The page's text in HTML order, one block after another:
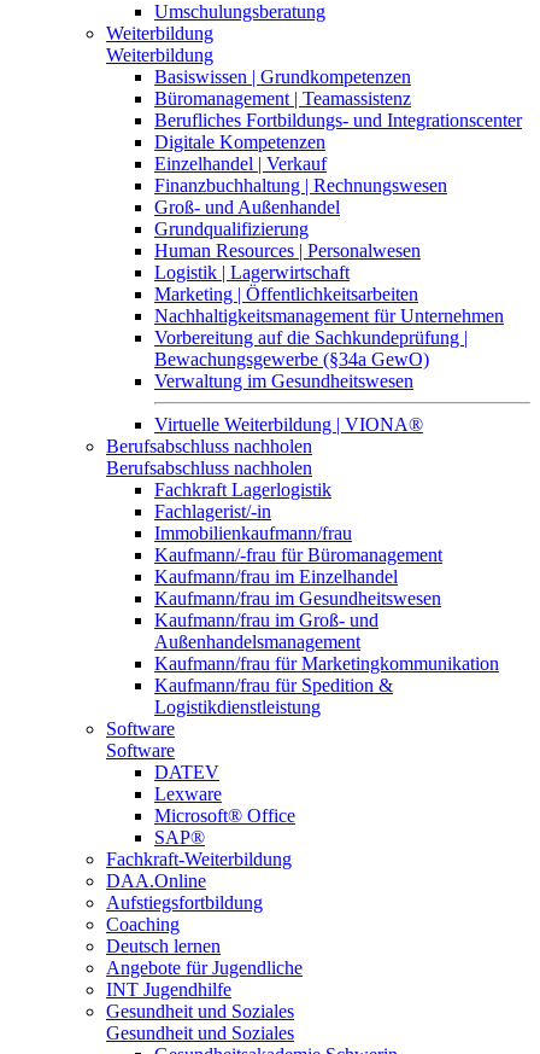
Umschulungsberatung
Weiterbildung
Weiterbildung
Basiswissen | Grundkompetenzen
Büromanagement | Teamassistenz
Berufliches Fortbildungs- und Integrationscenter
Digitale Kompetenzen
Einzelhandel | Verkauf
Finanzbuchhaltung | Rechnungswesen
Groß- und Außenhandel
Grundqualifizierung
Human Resources | Personalwesen
Logistik | Lagerwirtschaft
Marketing | Öffentlichkeitsarbeiten
Nachhaltigkeitsmanagement für Unternehmen
Vorbereitung auf die Sachkundeprüfung |
Bewachungsgewerbe (§34a GewO)
Verwaltung im Gesundheitswesen
Virtuelle Weiterbildung | VIONA®
Berufsabschluss nachholen
Berufsabschluss nachholen
Fachkraft Lagerlogistik
Fachlagerist/-in
Immobilienkaufmann/frau
Kaufmann/-frau für Büromanagement
Kaufmann/frau im Einzelhandel
Kaufmann/frau im Gesundheitswesen
Kaufmann/frau im Groß- und
Außenhandelsmanagement
Kaufmann/frau für Marketingkommunikation
Kaufmann/frau für Spedition &
Logistikdienstleistung
Software
Software
DATEV
Lexware
Microsoft® Office
SAP®
Fachkraft-Weiterbildung
DAA.Online
Aufstiegsfortbildung
Coaching
Deutsch lernen
Angebote für Jugendliche
INT Jugendhilfe
Gesundheit und Soziales
Gesundheit und Soziales